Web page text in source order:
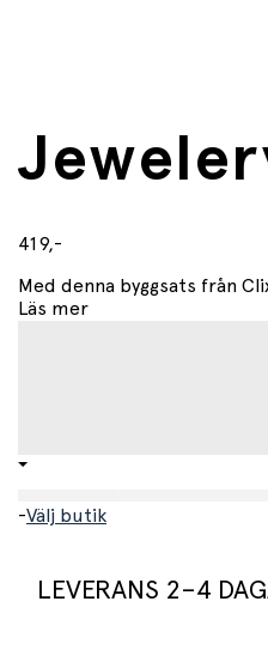
419,-
Med denna byggsats från
Läs mer
-Välj butik
LEVERANS 2–4